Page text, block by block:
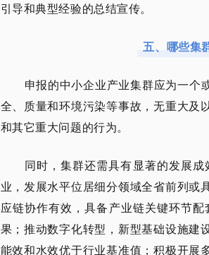
引导和典型经验的总结宣传。
五、哪些集
申报的中小企业产业集群应为一个
全、质量和环境污染等事故，无重大及
和其它重大问题的行为。
同时，集群还需具有显著的发展
业，发展水平位居细分领域全省前列或
应链协作有效，具备产业链关键环节
果；推动数字化转型，新型基础设施建
能效和水效优于行业基准值；积极开展